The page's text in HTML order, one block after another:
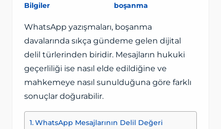
Bilgiler
boşanma
WhatsApp yazışmaları, boşanma
davalarında sıkça gündeme gelen dijital
delil türlerinden biridir. Mesajların hukuki
geçerliliği ise nasıl elde edildiğine ve
mahkemeye nasıl sunulduğuna göre farklı
sonuçlar doğurabilir.
WhatsApp Mesajlarının Delil Değeri